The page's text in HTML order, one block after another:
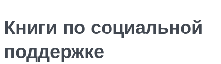
Книги по социальной
поддержке